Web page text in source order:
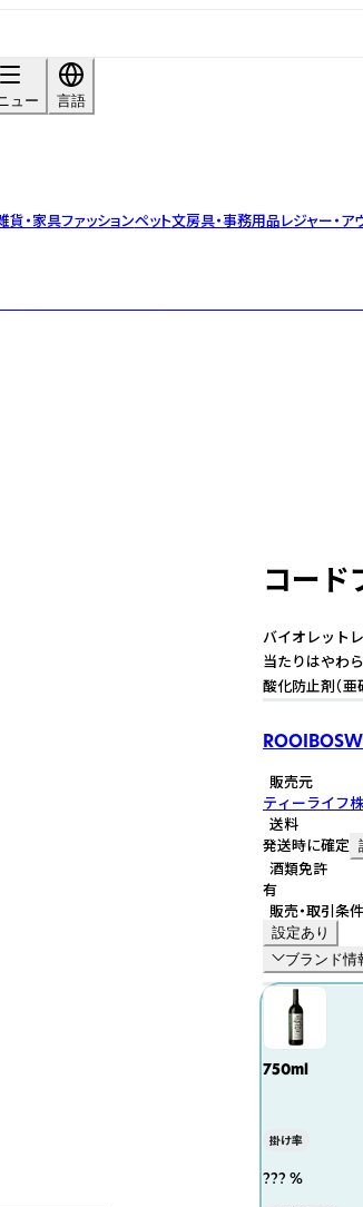
ュー
言語
貨・家具ファッションペット文房具・事務用品レジャー・ア
コード
バイオレット
当たりはやわ
酸化防止剤（
販売元
ティーライフ
送料
発送時に確定
酒類免許
有
販売・取引条件
設定あり
ブランド情
750ml
掛け率
??? %